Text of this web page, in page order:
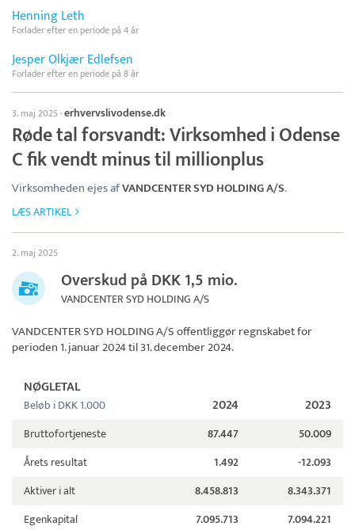
Henning Leth
Forlader efter en periode på 4 år
Jesper Olkjær Edlefsen
Forlader efter en periode på 8 år
3. maj 2025·erhvervslivodense.dk
Røde tal forsvandt: Virksomhed i Odense
C fik vendt minus til millionplus
Virksomheden ejes afVANDCENTER SYD HOLDING A/S.
LÆS ARTIKEL
2. maj 2025
Overskud på DKK 1,5 mio.
VANDCENTER SYD HOLDING A/S
VANDCENTER SYD HOLDING A/Soffentliggør regnskabet for
perioden 1. januar 2024 til 31. december 2024.
NØGLETAL
Beløb i DKK 1.000 2024 2023
Bruttofortjeneste 87.447
50.009
Årets resultat
1.492
-12.093
Aktiver i alt
8.458.813
8.343.371
Egenkapital
7.095.713 7.094.221